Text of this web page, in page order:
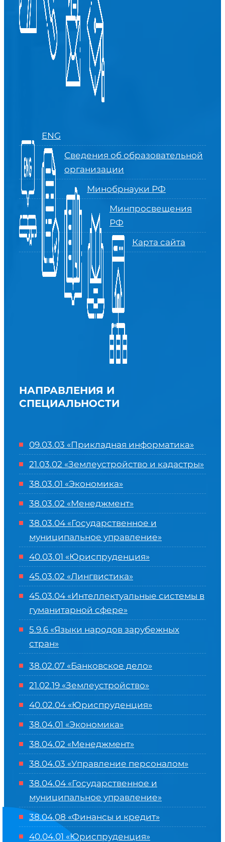
ENG
Сведения об образовательной
организации
Минобрнауки РФ
Минпросвещения
РФ
Карта сайта
НАПРАВЛЕНИЯ И
СПЕЦИАЛЬНОСТИ
09.03.03 «Прикладная информатика»
21.03.02 «Землеустройство и кадастры»
38.03.01 «Экономика»
38.03.02 «Менеджмент»
38.03.04 «Государственное и
муниципальное управление»
40.03.01 «Юриспруденция»
45.03.02 «Лингвистика»
45.03.04 «Интеллектуальные системы в
гуманитарной сфере»
5.9.6 «Языки народов зарубежных
стран»
38.02.07 «Банковское дело»
21.02.19 «Землеустройство»
40.02.04 «Юриспруденция»
38.04.01 «Экономика»
38.04.02 «Менеджмент»
38.04.03 «Управление персоналом»
38.04.04 «Государственное и
муниципальное управление»
38.04.08 «Финансы и кредит»
40.04.01 «Юриспруденция»